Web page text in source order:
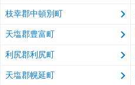
枝幸郡中頓別町
天塩郡豊富町
利尻郡利尻町
天塩郡幌延町